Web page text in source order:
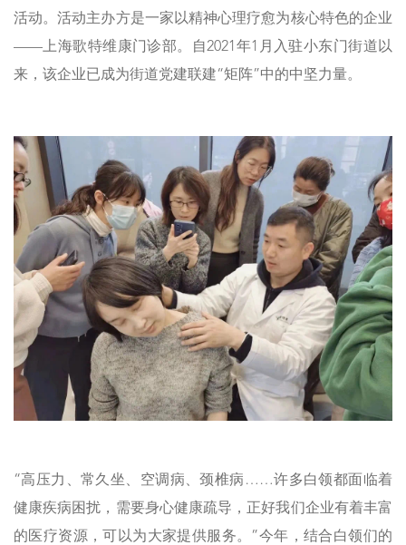
活动。活动主办方是一家以精神心理疗愈为核心特色的企业
——上海歌特维康门诊部。自2021年1月入驻小东门街道以
来，该企业已成为街道党建联建“矩阵”中的中坚力量。
“高压力、常久坐、空调病、颈椎病……许多白领都面临着
健康疾病困扰，需要身心健康疏导，正好我们企业有着丰富
的医疗资源，可以为大家提供服务。”今年，结合白领们的